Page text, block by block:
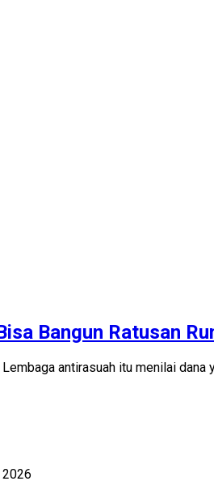
Bangun Ratusan
antirasuah itu menilai